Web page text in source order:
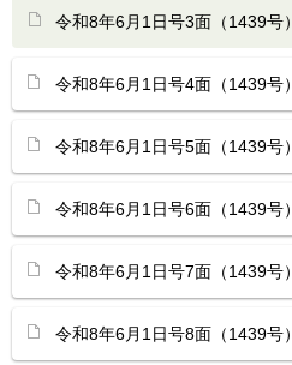
令和8年6月1日号3面（1439号）
令和8年6月1日号4面（1439号）
令和8年6月1日号5面（1439号）
令和8年6月1日号6面（1439号）
令和8年6月1日号7面（1439号）
令和8年6月1日号8面（1439号）